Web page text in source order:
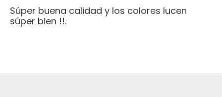
Súper buena calidad y los colores lucen
súper bien !!.